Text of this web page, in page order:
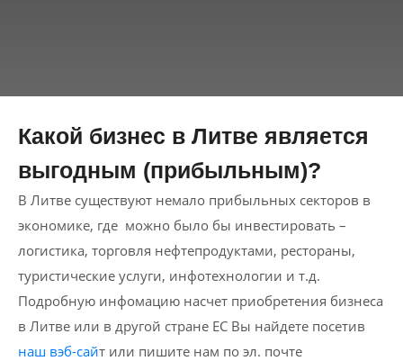
Какой бизнес в Литве является
выгодным (прибыльным)?
В Литве существуют немало прибыльных секторов в
экономике, где можно было бы инвестировать –
логистика, торговля нефтепродуктами, рестораны,
туристические услуги, инфотехнологии и т.д.
Подробную инфомацию насчет приобретения бизнеса
в Литве или в другой стране ЕС Вы найдете посетив
наш вэб-сайт или пишите нам по эл. почте